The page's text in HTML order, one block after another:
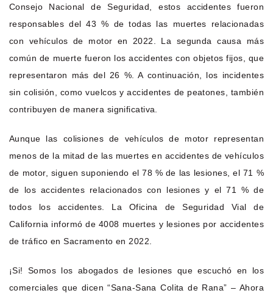
Consejo Nacional de Seguridad, estos accidentes fueron
responsables del 43 % de todas las muertes relacionadas
con vehículos de motor en 2022. La segunda causa más
común de muerte fueron los accidentes con objetos fijos, que
representaron más del 26 %. A continuación, los incidentes
sin colisión, como vuelcos y accidentes de peatones, también
contribuyen de manera significativa.
Aunque las colisiones de vehículos de motor representan
menos de la mitad de las muertes en accidentes de vehículos
de motor, siguen suponiendo el 78 % de las lesiones, el 71 %
de los accidentes relacionados con lesiones y el 71 % de
todos los accidentes. La Oficina de Seguridad Vial de
California informó de 4008 muertes y lesiones por accidentes
de tráfico en Sacramento en 2022.
¡Si! Somos los abogados de lesiones que escuchó en los
comerciales que dicen “Sana-Sana Colita de Rana” – Ahora